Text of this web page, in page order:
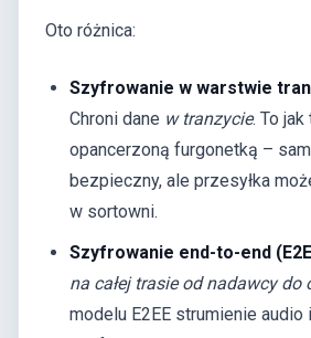
Oto różnica:
Szyfrowanie w warstwie
Chroni dane w tranzycie. To
opancerzoną furgonetką –
bezpieczny, ale przesyłka
w sortowni.
Szyfrowanie end-to-end
na całej trasie od nadawcy do
modelu E2EE strumienie